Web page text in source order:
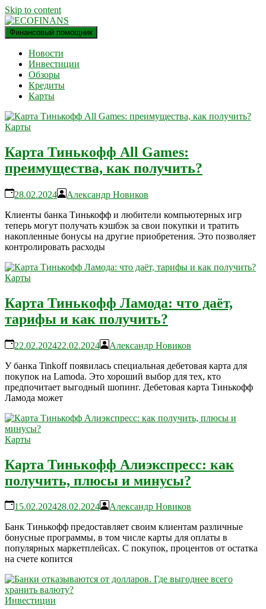
Skip to content
ECOFINANS
финансовый блог
Финансовый помощник
Новости
Инвестиции
Обзоры
Кредиты
Карты
Карты
Карта Тинькофф All Games:
преимущества, как получить?
28.02.2024
Александр Новиков
Клиенты банка Тинькофф и любители компьютерных игр
теперь могут получать кэшбэк за свои покупки и тратить
накопленные бонусы на другие приобретения. Это позволяет
контролировать расходы
Карты
Карта Тинькофф Ламода: что даёт,
тарифы и как получить?
22.02.202422.02.2024
Александр Новиков
У банка Tinkoff появилась специальная дебетовая карта для
покупок на Lamoda. Это хороший выбор для тех, кто
предпочитает выгодный шопинг. Дебетовая карта Тинькофф
Ламода может
Карты
Карта Тинькофф Алиэкспресс: как
получить, плюсы и минусы?
15.02.202428.02.2024
Александр Новиков
Банк Тинькофф предоставляет своим клиентам различные
бонусные программы, в том числе карты для оплаты в
популярных маркетплейсах. С покупок, процентов от остатка
на счете копится
Инвестиции